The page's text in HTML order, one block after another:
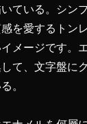
ている。シン
を愛するトン
メージです。
て、文字盤に
。